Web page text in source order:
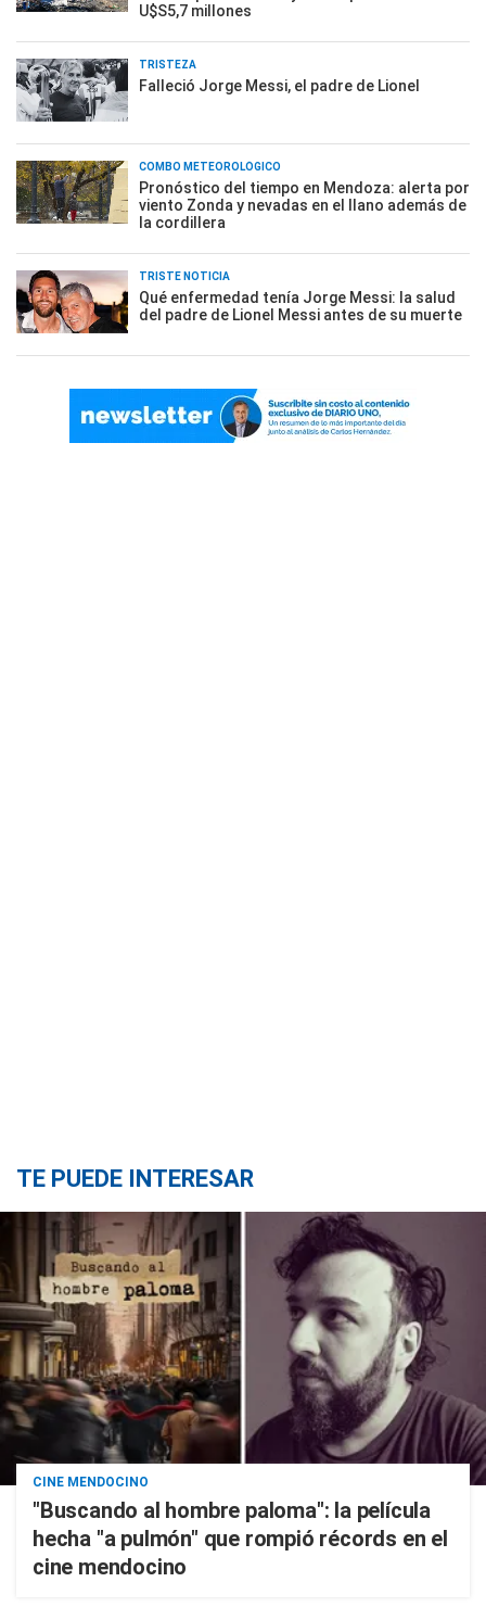
U$S5,7 millones
TRISTEZA
Falleció Jorge Messi, el padre de Lionel
COMBO METEOROLÓGICO
Pronóstico del tiempo en Mendoza: alerta por
viento Zonda y nevadas en el llano además de
la cordillera
TRISTE NOTICIA
Qué enfermedad tenía Jorge Messi: la salud
del padre de Lionel Messi antes de su muerte
TE PUEDE INTERESAR
CINE MENDOCINO
"Buscando al hombre paloma": la película
hecha "a pulmón" que rompió récords en el
cine mendocino